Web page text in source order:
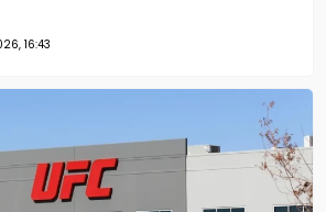
16:43